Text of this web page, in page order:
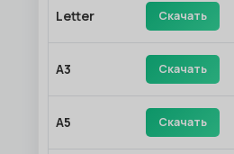
Letter Скачать
A3 Скачать
A5 Скачать